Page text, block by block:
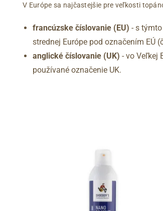
V Európe sa najčastejšie pre veľkosti
francúzske číslovanie (EU) - s
strednej Európe pod označením EÚ
anglické číslovanie (UK) - vo Veľkej
používané označenie UK.